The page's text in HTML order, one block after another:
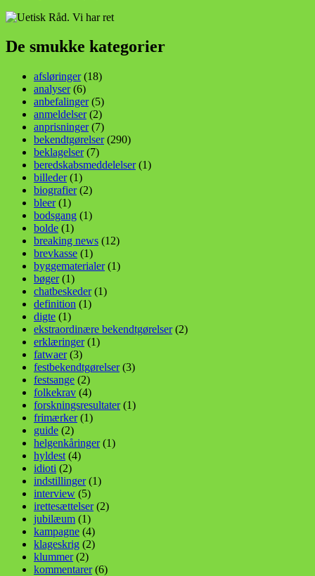
De smukke kategorier
afsløringer(18)
analyser(6)
anbefalinger(5)
anmeldelser(2)
anprisninger(7)
bekendtgørelser(290)
beklagelser(7)
beredskabsmeddelelser(1)
billeder(1)
biografier(2)
bleer(1)
bodsgang (1)
bolde (1)
breaking news (12)
brevkasse (1)
byggematerialer(1)
bøger(1)
chatbeskeder(1)
definition (1)
digte (1)
ekstraordinære bekendtgørelser(2)
erklæringer(1)
fatwaer(3)
festbekendtgørelser(3)
festsange (2)
folkekrav (4)
forskningsresultater(1)
frimærker(1)
guide (2)
helgenkåringer(1)
hyldest (4)
idioti (2)
indstillinger(1)
interview (5)
irettesættelser(2)
jubilæum (1)
kampagne (4)
klageskrig (2)
klummer(2)
kommentarer(6)